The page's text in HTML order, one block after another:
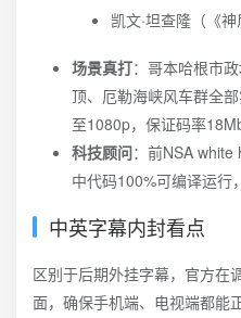
凯文·坦查隆（《
场景真打：哥本哈根市
顶、厄勒海峡风车群全
至1080p，保证码率
科技顾问：前NSA white
中代码100%可编译运行
中英字幕内封看点
区别于后期外挂字幕，官方在
面，确保手机端、电视端都能